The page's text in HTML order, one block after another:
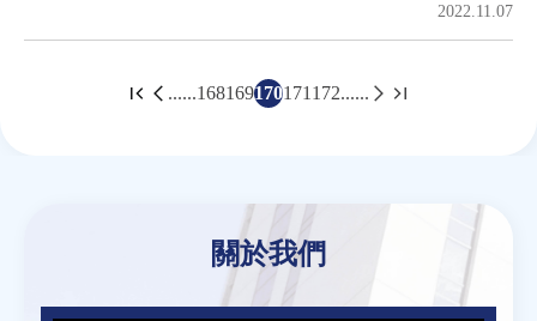
2022.11.07
......168169170171 172......
關於我們